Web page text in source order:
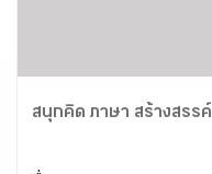
สนุกคิด ภาษา สร้างสรรค์